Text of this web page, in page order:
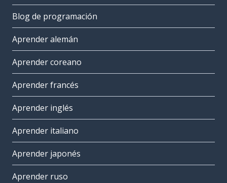
Blog de programación
Aprender alemán
Aprender coreano
Aprender francés
Aprender inglés
Aprender italiano
Aprender japonés
Aprender ruso